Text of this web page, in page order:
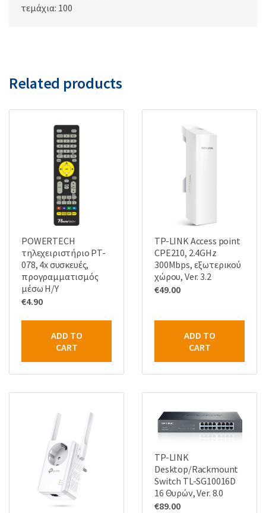
τεμάχια: 100
Related products
POWERTECH
τηλεχειριστήριο PT-
078, 4x συσκευές,
προγραμματισμός
μέσω Η/Υ
€4.90
ADD TO
CART
TP-LINK Access point
CPE210, 2.4GHz
300Mbps, εξωτερικού
χώρου, Ver. 3.2
€49.00
ADD TO
CART
TP-LINK
Desktop/Rackmount
Switch TL-SG10016D
16 Θυρών, Ver. 8.0
€89.00